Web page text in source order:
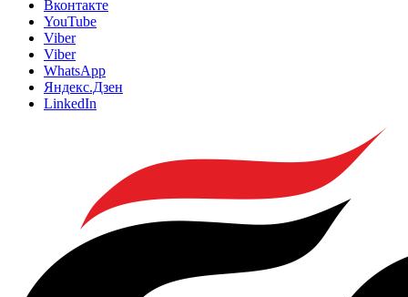
Вконтакте
YouTube
Viber
Viber
WhatsApp
Яндекс.Дзен
LinkedIn